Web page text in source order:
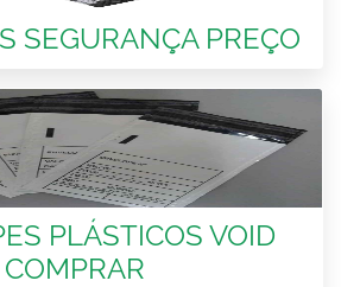
SEGURANÇA PREÇO
PLÁSTICOS VOID
COMPRAR